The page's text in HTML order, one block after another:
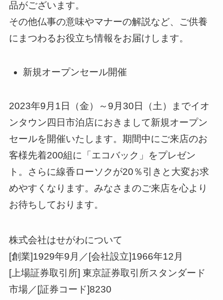
品がございます。
その他仏事の意味やマナーの解説など、ご供養
にまつわるお役立ち情報をお届けします。
新規オープンセール開催
2023年9月1日（金）～9月30日（土）までイオ
ンタウン四日市泊店におきまして新規オープン
セールを開催いたします。期間中にご来店のお
客様先着200組に「エコバック」をプレゼン
ト。さらに線香ローソクが20％引きと大変お求
めやすくなります。みなさまのご来店を心より
お待ちしております。
株式会社はせがわについて
[創業]1929年9月／[会社設立]1966年12月
[上場証券取引所] 東京証券取引所スタンダード
市場／[証券コード]8230